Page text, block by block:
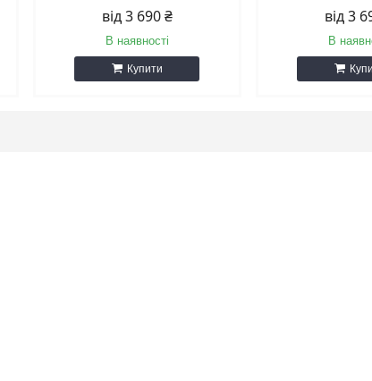
від 3 690 ₴
В наявності
Купити
від 3
В